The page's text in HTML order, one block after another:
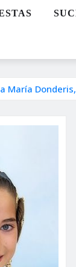
María